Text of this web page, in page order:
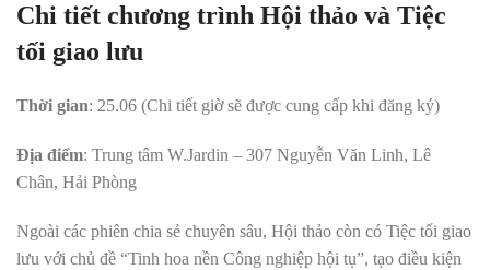
Chi tiết chương trình Hội thảo và Tiệc
tối giao lưu
Thời gian: 25.06 (Chi tiết giờ sẽ được cung cấp khi đăng ký)
Địa điểm: Trung tâm W.Jardin – 307 Nguyễn Văn Linh, Lê
Chân, Hải Phòng
Ngoài các phiên chia sẻ chuyên sâu, Hội thảo còn có Tiệc tối giao
lưu với chủ đề “Tinh hoa nền Công nghiệp hội tụ”, tạo điều kiện